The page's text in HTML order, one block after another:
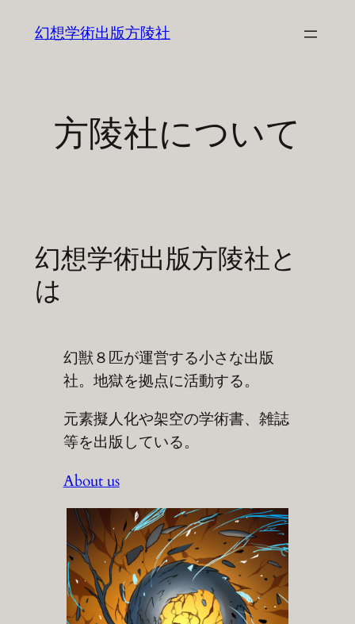
幻想学術出版方陵社
方陵社について
幻想学術出版方陵社と
は
幻獣８匹が運営する小さな出版
社。地獄を拠点に活動する。
元素擬人化や架空の学術書、雑誌
等を出版している。
About us